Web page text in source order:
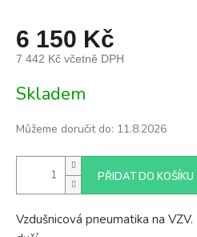
6 150 Kč
7 442 Kč včetně DPH
cena:
Skladem
Můžeme doručit do: 11.8.2026
PŘIDAT DO KOŠÍKU
Vzdušnicová pneumatika na